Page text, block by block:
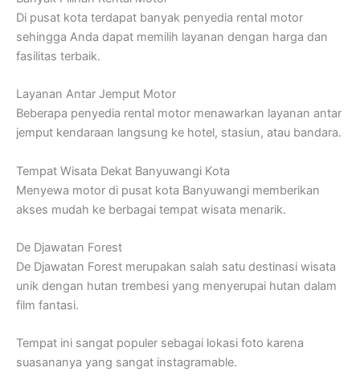
Di pusat kota terdapat banyak penyedia rental motor
sehingga Anda dapat memilih layanan dengan harga dan
fasilitas terbaik.
Layanan Antar Jemput Motor
Beberapa penyedia rental motor menawarkan layanan antar
jemput kendaraan langsung ke hotel, stasiun, atau bandara.
Tempat Wisata Dekat Banyuwangi Kota
Menyewa motor di pusat kota Banyuwangi memberikan
akses mudah ke berbagai tempat wisata menarik.
De Djawatan Forest
De Djawatan Forest merupakan salah satu destinasi wisata
unik dengan hutan trembesi yang menyerupai hutan dalam
film fantasi.
Tempat ini sangat populer sebagai lokasi foto karena
suasananya yang sangat instagramable.